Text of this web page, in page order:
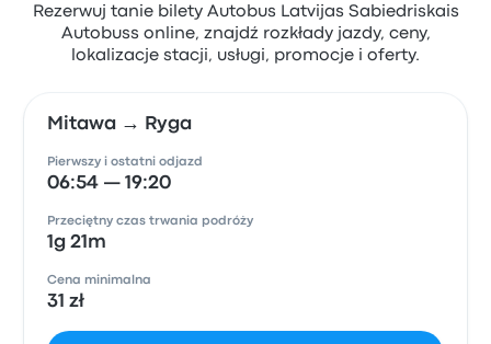
Rezerwuj tanie bilety Autobus Latvijas Sabiedriskais
Autobuss online, znajdź rozkłady jazdy, ceny,
lokalizacje stacji, usługi, promocje i oferty.
Mitawa → Ryga
Pierwszy i ostatni odjazd
06:54 — 19:20
Przeciętny czas trwania podróży
1g 21m
Cena minimalna
31 zł